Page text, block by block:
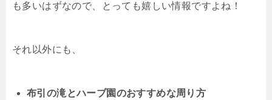
も多いはずなので、とっても嬉しい情報ですよね！
それ以外にも、
布引の滝とハーブ園のおすすめな周り方